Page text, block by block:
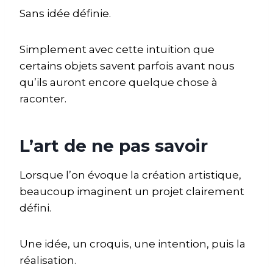
Sans idée définie.
Simplement avec cette intuition que
certains objets savent parfois avant nous
qu’ils auront encore quelque chose à
raconter.
L’art de ne pas savoir
Lorsque l’on évoque la création artistique,
beaucoup imaginent un projet clairement
défini.
Une idée, un croquis, une intention, puis la
réalisation.